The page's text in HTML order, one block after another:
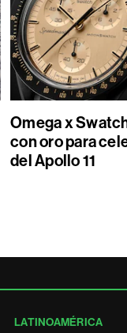
Omega x
con oro para
del Apollo 11
LATINOAMÉRICA